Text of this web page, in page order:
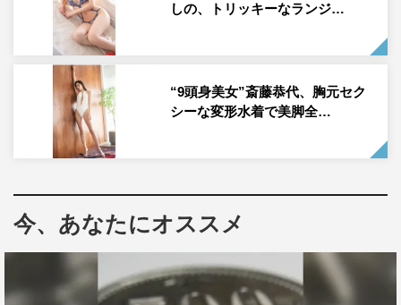
大人気の男女ユニット「ASOBI同盟」のボーカル担当。
SNSの総フォロワー数は170万人を超え、大人気のアニメ
『夜桜さんちの大作戦』のエンディングテーマに抜擢。ま
た、2024年放送のTVアニメ『合コンに行ったら女がいな
かった話』のエンディングテーマである『王様だーれだ
が話題を呼んでZ世代から支持され、今後の活躍にますま
す注目が集まっている。5月24日には『BIGCAT』でワン
X（@RiMy_0417）、公式Instagram（@rimy_official）、
公式TikTok（@_rimy_0417）をチェック。
しの、トリッキーなランジ…
“9頭身美女”斎藤恭代、胸元セク
シーな変形水着で美脚全…
今、あなたにオススメ